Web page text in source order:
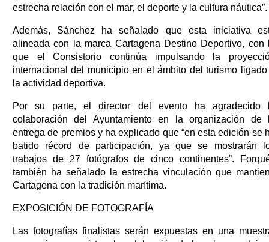
estrecha relación con el mar, el deporte y la cultura náutica”.
Además, Sánchez ha señalado que esta iniciativa
alineada con la marca Cartagena Destino Deportivo, con
que el Consistorio continúa impulsando la
internacional del municipio en el ámbito del turismo ligado
la actividad deportiva.
Por su parte, el director del evento ha agradecido
colaboración del Ayuntamiento en la organización de
entrega de premios y ha explicado que “en esta edición se
batido récord de participación, ya que se mostrarán
trabajos de 27 fotógrafos de cinco continentes”.
también ha señalado la estrecha vinculación que
Cartagena con la tradición marítima.
EXPOSICIÓN DE FOTOGRAFÍA
Las fotografías finalistas serán expuestas en una